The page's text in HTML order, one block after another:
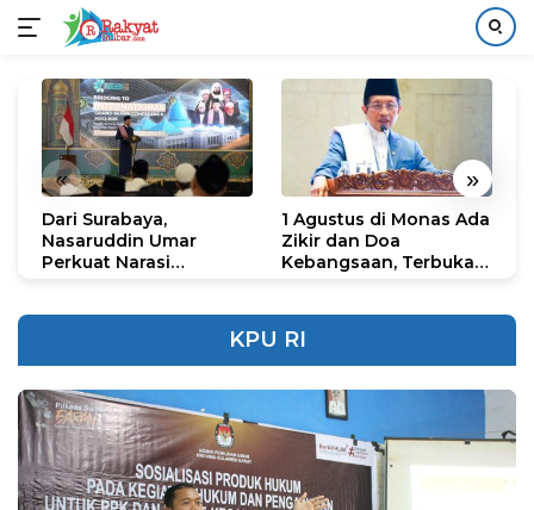
konten
« »
Dari Surabaya,
Nasaruddin Umar
Perkuat Narasi
1 Agustus di Monas Ada
Zikir dan Doa
Kebangsaan, Terbuka
KPU RI